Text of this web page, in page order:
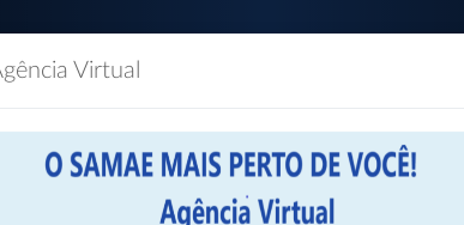
(44) 3534-
Segunda à
Virtual